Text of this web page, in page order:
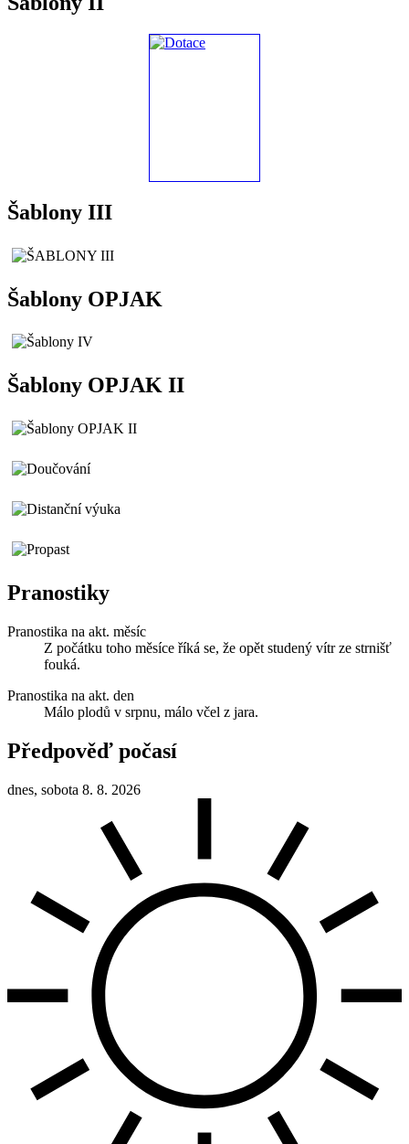
Šablony III
Šablony OPJAK
Šablony OPJAK II
Pranostiky
Pranostika na akt. měsíc
Z počátku toho měsíce říká se, že opět studený vítr ze strnišť
fouká.
Pranostika na akt. den
Málo plodů v srpnu, málo včel z jara.
Předpověď počasí
dnes, sobota 8. 8. 2026